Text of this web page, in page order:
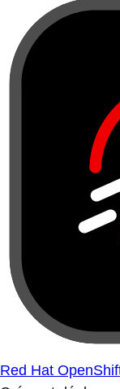
Red Hat